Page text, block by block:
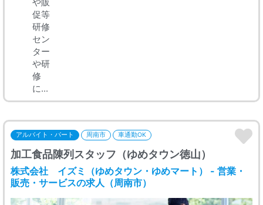
促等
研修
セン
ター
や研
修
に...
アルバイト・パート 周南市 車通勤OK
加工食品陳列スタッフ（ゆめタウン徳山）
株式会社 イズミ（ゆめタウン・ゆめマート） - 営業・
販売・サービスの求人（周南市）